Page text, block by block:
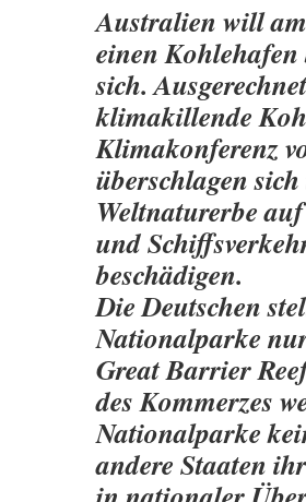
Australien will
einen
sich.
klimakillende
Klimakonferenz
überschlagen
Weltnaturerbe
und
beschädigen.
Die Deutschen
Nationalparke
Great Barrier
des Kommerzes
Nationalparke
andere Staaten